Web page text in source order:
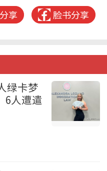
享 脸书分享
绿卡梦
6人遭遣